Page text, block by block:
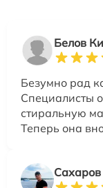
Белов
Безумно рад
Специалисты
стиральную
Теперь она